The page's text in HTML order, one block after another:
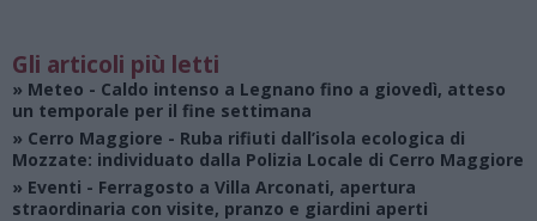
Gli articoli più letti
» Meteo - Caldo intenso a Legnano fino a giovedì, atteso
un temporale per il fine settimana
» Cerro Maggiore - Ruba rifiuti dall’isola ecologica di
Mozzate: individuato dalla Polizia Locale di Cerro Maggiore
» Eventi - Ferragosto a Villa Arconati, apertura
straordinaria con visite, pranzo e giardini aperti